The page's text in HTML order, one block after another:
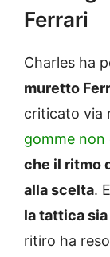
Ferrari
Charles ha
muretto
criticato via
gomme non
che il ritmo
alla scelta.
la tattica
ritiro ha